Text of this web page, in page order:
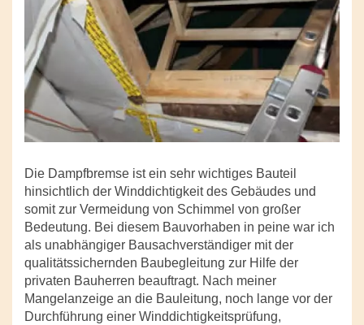
Die Dampfbremse ist ein sehr wichtiges Bauteil
hinsichtlich der Winddichtigkeit des Gebäudes und
somit zur Vermeidung von Schimmel von großer
Bedeutung. Bei diesem Bauvorhaben in peine war ich
als unabhängiger Bausachverständiger mit der
qualitätssichernden Baubegleitung zur Hilfe der
privaten Bauherren beauftragt. Nach meiner
Mangelanzeige an die Bauleitung, noch lange vor der
Durchführung einer Winddichtigkeitsprüfung,